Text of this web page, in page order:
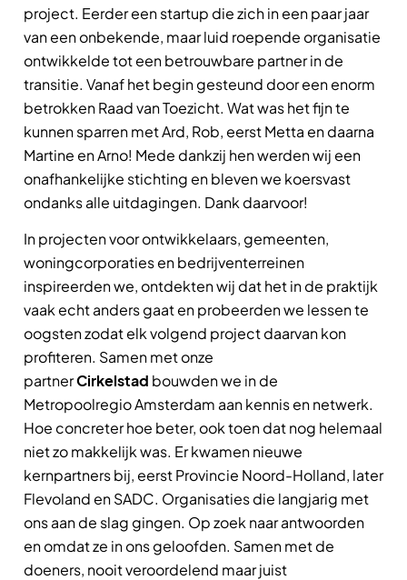
project. Eerder een startup die zich in een paar jaar
van een onbekende, maar luid roepende organisatie
ontwikkelde tot een betrouwbare partner in de
transitie. Vanaf het begin gesteund door een enorm
betrokken Raad van Toezicht. Wat was het fijn te
kunnen sparren met Ard, Rob, eerst Metta en daarna
Martine en Arno! Mede dankzij hen werden wij een
onafhankelijke stichting en bleven we koersvast
ondanks alle uitdagingen. Dank daarvoor!
In projecten voor ontwikkelaars, gemeenten,
woningcorporaties en bedrijventerreinen
inspireerden we, ontdekten wij dat het in de praktijk
vaak echt anders gaat en probeerden we lessen te
oogsten zodat elk volgend project daarvan kon
profiteren. Samen met onze
partnerCirkelstad bouwden we in de
Metropoolregio Amsterdam aan kennis en netwerk.
Hoe concreter hoe beter, ook toen dat nog helemaal
niet zo makkelijk was. Er kwamen nieuwe
kernpartners bij, eerst Provincie Noord-Holland, later
Flevoland en SADC. Organisaties die langjarig met
ons aan de slag gingen. Op zoek naar antwoorden
en omdat ze in ons geloofden. Samen met de
doeners, nooit veroordelend maar juist